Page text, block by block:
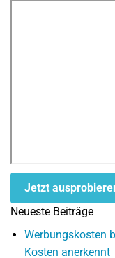
Jetzt
Neueste Beiträge
Werbungskosten
Kosten anerkennt